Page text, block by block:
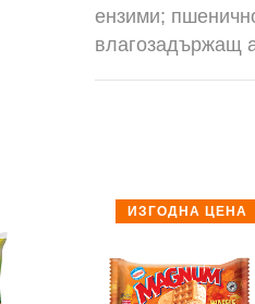
ензими;
влагозадържащ
ИЗГОДНА ЦЕНА